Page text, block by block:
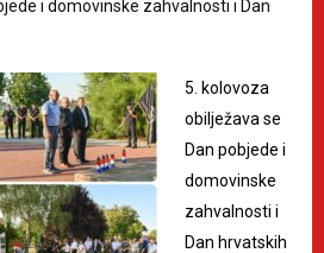
i domovinske zahvalnosti i Dan
5. kolovoza
obilježava se
Dan pobjede i
domovinske
zahvalnosti i
Dan hrvatskih